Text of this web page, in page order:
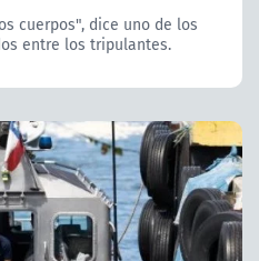
cuerpos", dice uno de los
entre los tripulantes.